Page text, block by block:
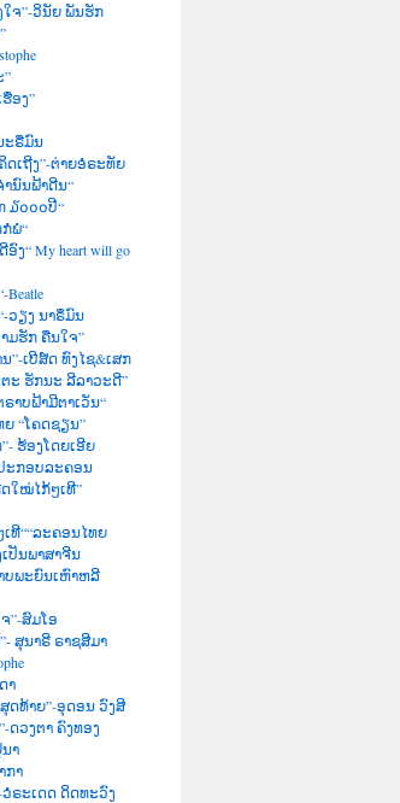
ໃຈ”-ວິນັຍ ພັນຮັກ
ອງ”
ະຣືມົນ
ເຖີງ”-ຕ່າຍອໍຣະທັຍ
ຳນົນຟ້າດີນ“
໓໐໐໐ປີ“
ພໍ“
ງ“ My heart will go
Beatle
ວຽງ ນາຣຶມົນ
ມຮັກ ຄືນໃຈ”
”-ເບີສ໌ດ ທົງໄຊ&ເສກ
ຕະ ຮັກນະ ລີລາວະດີ”
າບຟ້າມີຕາເວັນ“
“ໂຄດຊຽນ”
ຮ້ອງໂດຍເອີຍ
ະກອບລະຄອນ
ດໃໝ່ໄກ້ໆເທີ”
ທີ““ລະຄອນໄທຍ
ປັນພາສາຈີນ
ບພະຍົນເຫົາຫລີ
”-ສົມໂອ
ສຸນາຣີ ຣາຊສີມາ
າ
ດທ້າຍ”-ອຸດອນ ວົງສີ
ດວງຕາ ຄົງທອງ
າ
ກາ
ຣະເດດ ດິດທະວົງ